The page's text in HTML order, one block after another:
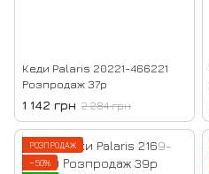
Кеди Palaris 20221-466221
Розпродаж 37р
1 142 грн 2 284 грн
РОЗПРОДАЖ
−50%